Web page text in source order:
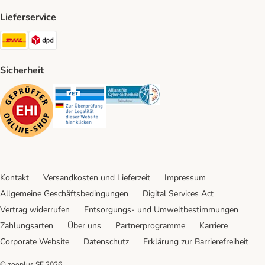
Lieferservice
DHL Shipping Method
Sicherheit
Security Security Security
Kontakt Versandkosten und Lieferzeit
Impressum
Allgemeine Geschäftsbedingungen
Digital Services Act
Vertrag widerrufen
Entsorgungs- und Umweltbestimmungen
Zahlungsarten
Über uns Partnerprogramme
Karriere
Corporate Website
Datenschutz Erklärung zur Barrierefreiheit